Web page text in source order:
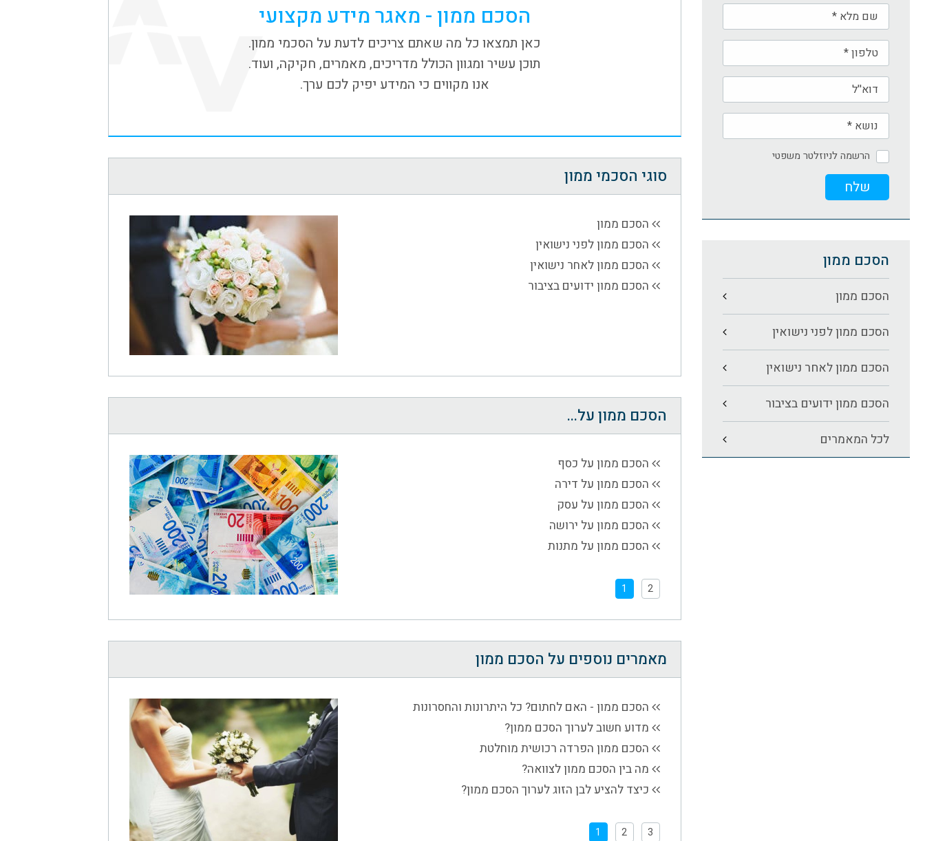
הרשמה לניוזלטר משפטי
הסכם ממון
הסכם ממון
הסכם ממון לפני נישואין
הסכם ממון לאחר נישואין
הסכם ממון ידועים בציבור
לכל המאמרים
הסכם ממון - מאגר מידע מקצועי
כאן תמצאו כל מה שאתם צריכים לדעת על הסכמי ממון.
תוכן עשיר ומגוון הכולל מדריכים, מאמרים, חקיקה, ועוד.
אנו מקווים כי המידע יפיק לכם ערך.
סוגי הסכמי ממון
הסכם ממון
הסכם ממון לפני נישואין
הסכם ממון לאחר נישואין
הסכם ממון ידועים בציבור
הסכם ממון על...
הסכם ממון על כסף
הסכם ממון על דירה
הסכם ממון על עסק
הסכם ממון על ירושה
הסכם ממון על מתנות
2
1
מאמרים נוספים על הסכם ממון
הסכם ממון - האם לחתום? כל היתרונות והחסרונות
מדוע חשוב לערוך הסכם ממון?
הסכם ממון הפרדה רכושית מוחלטת
מה בין הסכם ממון לצוואה?
כיצד להציע לבן הזוג לערוך הסכם ממון?
3
2
1